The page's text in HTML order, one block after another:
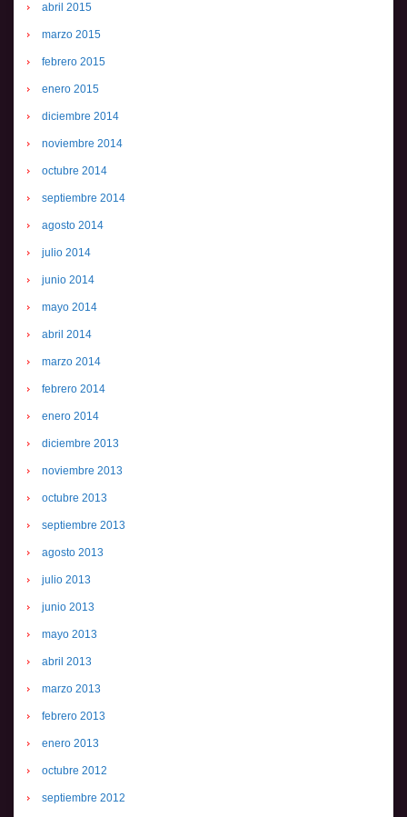
abril 2015
marzo 2015
febrero 2015
enero 2015
diciembre 2014
noviembre 2014
octubre 2014
septiembre 2014
agosto 2014
julio 2014
junio 2014
mayo 2014
abril 2014
marzo 2014
febrero 2014
enero 2014
diciembre 2013
noviembre 2013
octubre 2013
septiembre 2013
agosto 2013
julio 2013
junio 2013
mayo 2013
abril 2013
marzo 2013
febrero 2013
enero 2013
octubre 2012
septiembre 2012